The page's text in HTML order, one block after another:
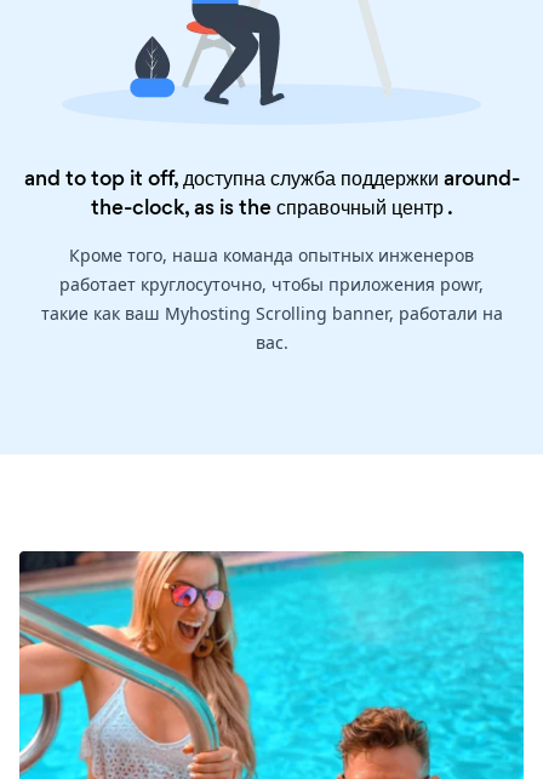
and to top it off, доступна служба поддержки around-
the-clock, as is theсправочный центр.
Кроме того, наша команда опытных инженеров
работает круглосуточно, чтобы приложения powr,
такие как ваш Myhosting Scrolling banner, работали на
вас.